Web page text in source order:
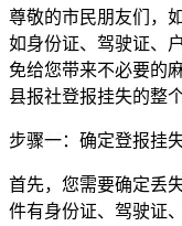
尊敬的市民朋友们，
如身份证、驾驶证、
免给您带来不必要的
县报社登报挂失的整
步骤一：确定登报挂
首先，您需要确定丢
件有身份证、驾驶证